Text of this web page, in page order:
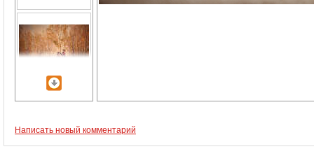
Написать новый комментарий